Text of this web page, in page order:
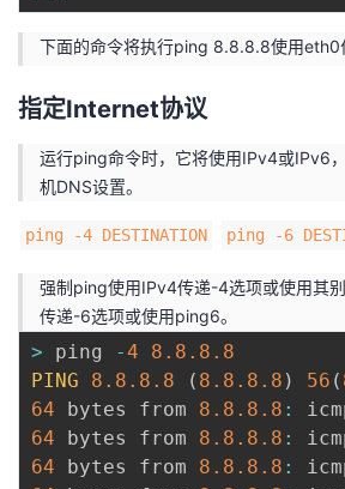
下面的命令将执行ping 8.8.8.8使用eth0
指定Internet协议
运行ping命令时，它将使用IPv4或IPv6
机DNS设置。
ping -4 DESTINATION ping -6
强制ping使用IPv4传递-4选项或使用其
传递-6选项或使用ping6。
> ping -4 8.8 .8 .8
PING
8.8 .8 .8 ( 8.8 .8 .8 ) 56 (
64 bytes from 8.8 .8 .8 :
64 bytes from 8.8 .8 .8 :
64 bytes from 8.8 .8 .8 :